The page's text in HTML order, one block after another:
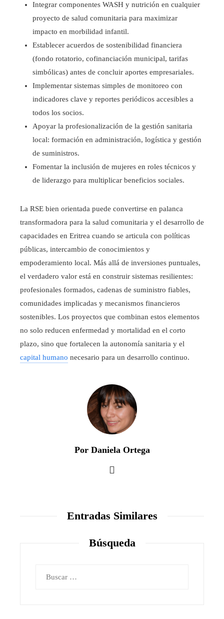
Integrar componentes WASH y nutrición en cualquier
proyecto de salud comunitaria para maximizar
impacto en morbilidad infantil.
Establecer acuerdos de sostenibilidad financiera
(fondo rotatorio, cofinanciación municipal, tarifas
simbólicas) antes de concluir aportes empresariales.
Implementar sistemas simples de monitoreo con
indicadores clave y reportes periódicos accesibles a
todos los socios.
Apoyar la profesionalización de la gestión sanitaria
local: formación en administración, logística y gestión
de suministros.
Fomentar la inclusión de mujeres en roles técnicos y
de liderazgo para multiplicar beneficios sociales.
La RSE bien orientada puede convertirse en palanca
transformadora para la salud comunitaria y el desarrollo de
capacidades en Eritrea cuando se articula con políticas
públicas, intercambio de conocimientos y
empoderamiento local. Más allá de inversiones puntuales,
el verdadero valor está en construir sistemas resilientes:
profesionales formados, cadenas de suministro fiables,
comunidades implicadas y mecanismos financieros
sostenibles. Los proyectos que combinan estos elementos
no solo reducen enfermedad y mortalidad en el corto
plazo, sino que fortalecen la autonomía sanitaria y el
capital humano necesario para un desarrollo continuo.
Por Daniela Ortega
Entradas Similares
Búsqueda